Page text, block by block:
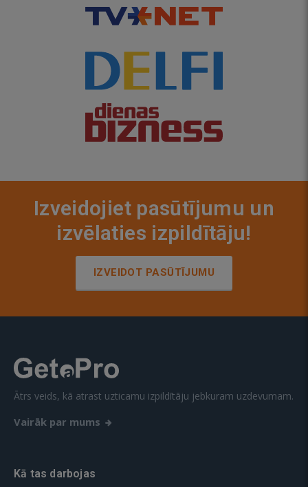
Izveidojiet pasūtījumu un
izvēlaties izpildītāju!
IZVEIDOT PASŪTĪJUMU
Ātrs veids, kā atrast uzticamu izpildītāju jebkuram uzdevumam.
Vairāk par mums
Kā tas darbojas